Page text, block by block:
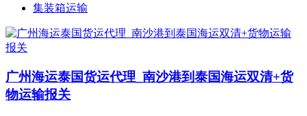
集装箱运输
广州海运泰国货运代理_南沙港到泰国海运双清+货
物运输报关